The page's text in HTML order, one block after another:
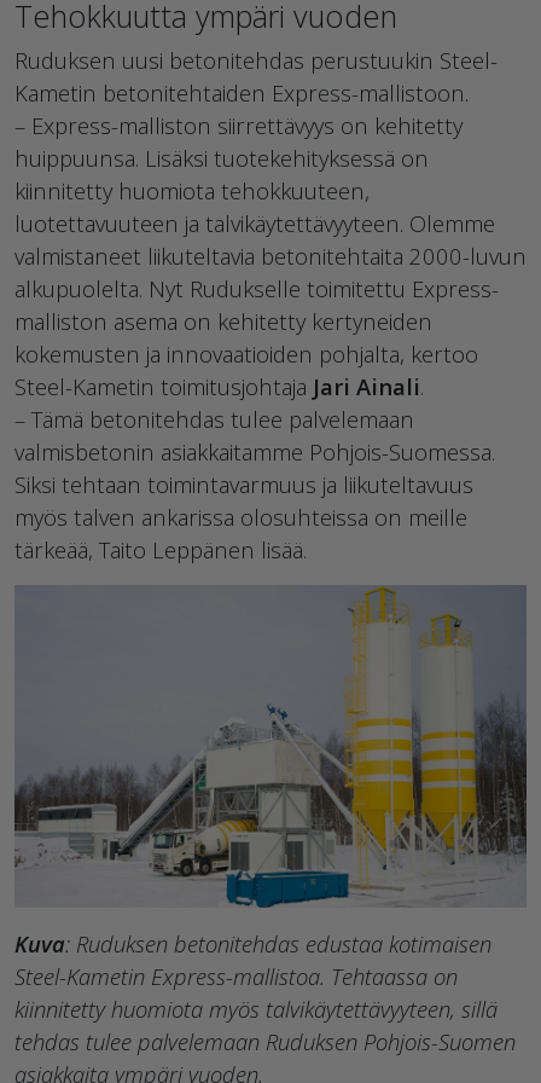
Tehokkuutta ympäri vuoden
Ruduksen uusi betonitehdas perustuukin Steel-
Kametin betonitehtaiden Express-mallistoon.
– Express-malliston siirrettävyys on kehitetty
huippuunsa. Lisäksi tuotekehityksessä on
kiinnitetty huomiota tehokkuuteen,
luotettavuuteen ja talvikäytettävyyteen. Olemme
valmistaneet liikuteltavia betonitehtaita 2000-luvun
alkupuolelta. Nyt Rudukselle toimitettu Express-
malliston asema on kehitetty kertyneiden
kokemusten ja innovaatioiden pohjalta, kertoo
Steel-Kametin toimitusjohtaja Jari Ainali.
– Tämä betonitehdas tulee palvelemaan
valmisbetonin asiakkaitamme Pohjois-Suomessa.
Siksi tehtaan toimintavarmuus ja liikuteltavuus
myös talven ankarissa olosuhteissa on meille
tärkeää, Taito Leppänen lisää.
Kuva: Ruduksen betonitehdas edustaa kotimaisen
Steel-Kametin Express-mallistoa. Tehtaassa on
kiinnitetty huomiota myös talvikäytettävyyteen, sillä
tehdas tulee palvelemaan Ruduksen Pohjois-Suomen
asiakkaita ympäri vuoden.